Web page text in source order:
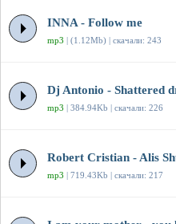
INNA - Follow me
mp3 | (1.12Mb) | скачали: 243
Dj Antonio - Shattered
mp3 | 384.94Kb | скачали: 226
Robert Cristian - Alis
mp3 | 719.43Kb | скачали: 217